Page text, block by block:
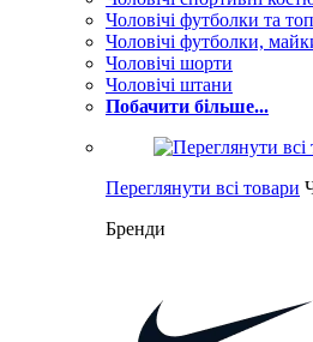
Чоловічі футболки та
Чоловічі футболки,
Чоловічі шорти
Чоловічі штани
Побачити більше...
Переглянути всі товари
Бренди